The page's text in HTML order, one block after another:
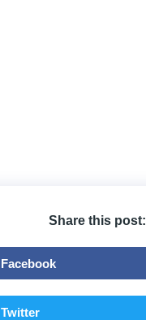
Share this post:
Facebook
Twitter